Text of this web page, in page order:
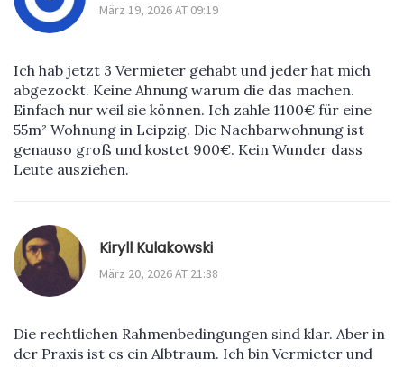
März 19, 2026 AT 09:19
Ich hab jetzt 3 Vermieter gehabt und jeder hat mich
abgezockt. Keine Ahnung warum die das machen.
Einfach nur weil sie können. Ich zahle 1100€ für eine
55m² Wohnung in Leipzig. Die Nachbarwohnung ist
genauso groß und kostet 900€. Kein Wunder dass
Leute ausziehen.
Kiryll Kulakowski
März 20, 2026 AT 21:38
Die rechtlichen Rahmenbedingungen sind klar. Aber in
der Praxis ist es ein Albtraum. Ich bin Vermieter und